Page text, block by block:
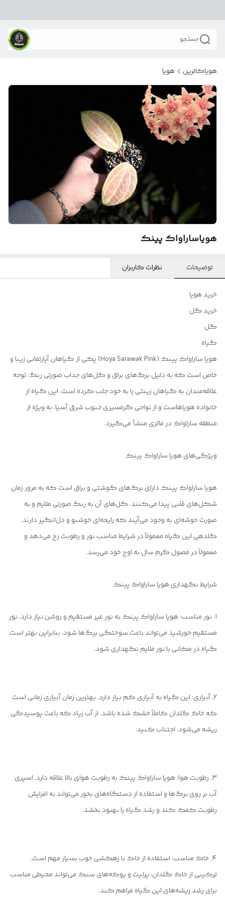
جستجو
هویاکاترین هویا
هویاساراواک پینک
توضیحات نظرات کاربران
خرید هویا
خرید گل
گل
گیاه
هویا ساراواک پینک (Hoya Sarawak Pink) یکی از گیاهان آپارتمانی زیبا و
خاص است که به دلیل برگ‌های براق و گل‌های جذاب صورتی رنگ، توجه
علاقه‌مندان به گیاهان زینتی را به خود جلب کرده است. این گیاه از
خانواده هویاهاست و از نواحی گرمسیری جنوب شرق آسیا، به ویژه از
منطقه ساراواک در مالزی منشأ می‌گیرد.
ویژگی‌های هویا ساراواک پینک
هویا ساراواک پینک دارای برگ‌های گوشتی و براق است که به مرور زمان
شکل‌های قلبی پیدا می‌کنند. گل‌های آن به رنگ صورتی ملایم و به
صورت خوشه‌ای به وجود می‌آیند که رایحه‌ای خوشبو و دل‌انگیز دارند.
گلدهی این گیاه معمولاً در شرایط مناسب نور و رطوبت رخ می‌دهد و
معمولاً در فصول گرم سال به اوج خود می‌رسد.
شرایط نگهداری هویا ساراواک پینک
1. نور مناسب: هویا ساراواک پینک به نور غیر مستقیم و روشن نیاز دارد. نور
مستقیم خورشید می‌تواند باعث سوختگی برگ‌ها شود، بنابراین بهتر است
گیاه در مکانی با نور ملایم نگهداری شود.
2. آبیاری: این گیاه به آبیاری کم نیاز دارد. بهترین زمان آبیاری زمانی است
که خاک گلدان کاملاً خشک شده باشد. از آب زیاد که باعث پوسیدگی
ریشه می‌شود، اجتناب کنید.
3. رطوبت هوا: هویا ساراواک پینک به رطوبت هوای بالا علاقه دارد. اسپری
آب بر روی برگ‌ها و استفاده از دستگاه‌های بخور می‌تواند به افزایش
رطوبت کمک کند و رشد گیاه را بهبود بخشد.
4. خاک مناسب: استفاده از خاک با زهکشی خوب بسیار مهم است.
ترکیبی از خاک گلدان، پرلیت و پوکه‌های سبک می‌تواند محیطی مناسب
برای رشد ریشه‌های این گیاه فراهم کند.